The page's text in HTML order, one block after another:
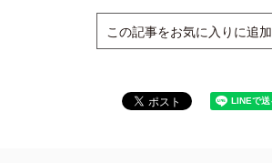
この記事をお気に入りに追加